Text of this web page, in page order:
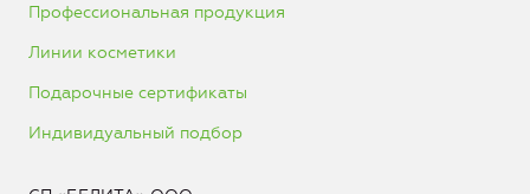
Профессиональная продукция
Линии косметики
Подарочные сертификаты
Индивидуальный подбор